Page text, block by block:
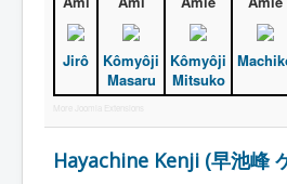
Jirô
Kômyôji
Masaru
Kômyôji
Mitsuko
More Joomla Extensions
Hayachine Kenji (早池峰